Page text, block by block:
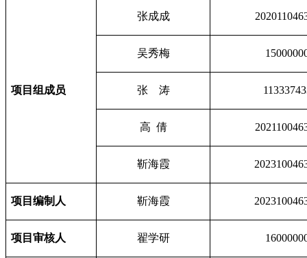
项目组成员
张成成
吴秀梅
张 涛
高 倩
靳海霞
项目编制人 靳海霞
项目审核人 翟学研